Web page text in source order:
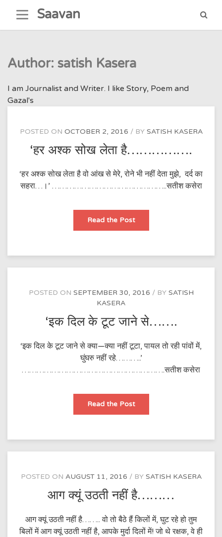
content
Saavan
Author: satish Kasera
I am Journalist and Writer. I like Story, Poem and
Gazal's
POSTED ON OCTOBER 2, 2016 BY SATISH KASERA
‘हर अश्क सोख लेता है…………….
‘हर अश्क सोख लेता है वो आंख से मेरे, रोने भी नहीं देता मुझे, दर्द का
सहरा…।’ ………………………………………..सतीश कसेरा
Read the Post‘हर
सोख
POSTED ON SEPTEMBER 30, 2016 BY SATISH
KASERA
‘इक दिल के टूट जाने से…….
‘इक दिल के टूट जाने से क्या—क्या नहीं टूटा, पायल तो रही पांवों में,
घुंघरु नहीं रहे………..’
………………………………………………….सतीश कसेरा
Read the Post‘इक
के
से…….
POSTED ON AUGUST 11, 2016 BY SATISH KASERA
आग क्यूं उठती नहीं है………
आग क्यूं उठती नहीं है…….. वो तो बैठे हैं किलों में, घुट रहे हो तुम
बिलों में आग क्यूं उठती नहीं है, आपके मुर्दा दिलों में! जो थे रक्षक, वे ही